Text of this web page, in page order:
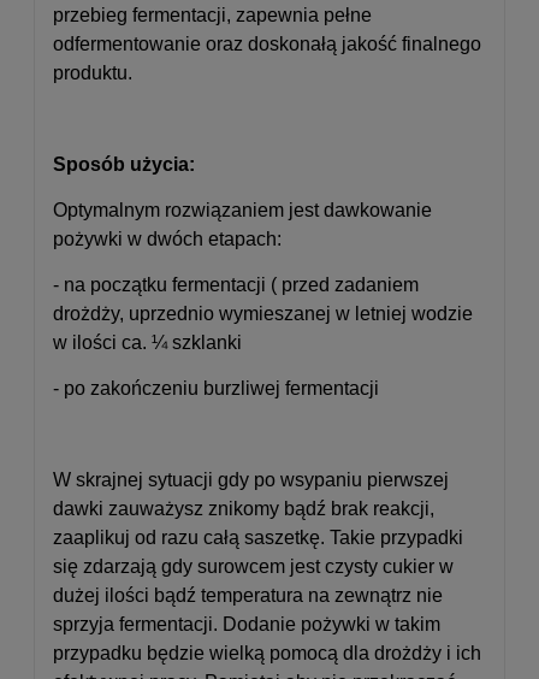
przebieg fermentacji, zapewnia pełne
odfermentowanie oraz doskonałą jakość finalnego
produktu.
Sposób użycia:
Optymalnym rozwiązaniem jest dawkowanie
pożywki w dwóch etapach:
- na początku fermentacji ( przed zadaniem
drożdży, uprzednio wymieszanej w letniej wodzie
w ilości ca. ¼ szklanki
- po zakończeniu burzliwej fermentacji
W skrajnej sytuacji gdy po wsypaniu pierwszej
dawki zauważysz znikomy bądź brak reakcji,
zaaplikuj od razu całą saszetkę. Takie przypadki
się zdarzają gdy surowcem jest czysty cukier w
dużej ilości bądź temperatura na zewnątrz nie
sprzyja fermentacji. Dodanie pożywki w takim
przypadku będzie wielką pomocą dla drożdży i ich